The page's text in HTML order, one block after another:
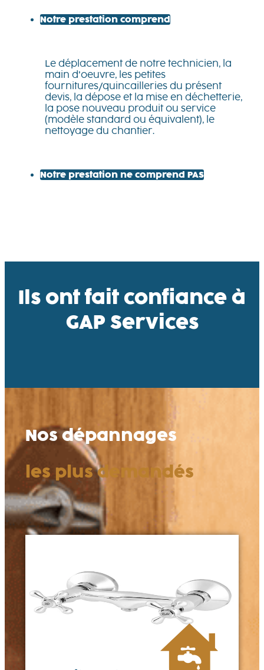
Notre prestation comprend
Le déplacement de notre technicien, la
main d’oeuvre, les petites
fournitures/quincailleries du présent
devis, la dépose et la mise en déchetterie,
la pose nouveau produit ou service
(modèle standard ou équivalent), le
nettoyage du chantier.
Notre prestation ne comprend PAS
Ils ont fait confiance à
GAP Services
Nos dépannages
les plus demandés